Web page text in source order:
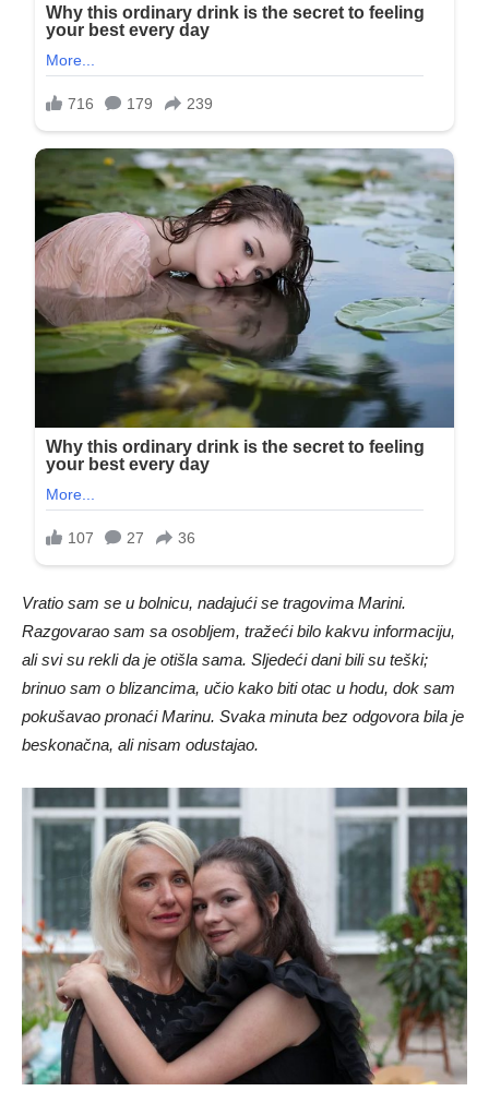
Vratio sam se u bolnicu, nadajući se tragovima Marini.
Razgovarao sam sa osobljem, tražeći bilo kakvu informaciju,
ali svi su rekli da je otišla sama. Sljedeći dani bili su teški;
brinuo sam o blizancima, učio kako biti otac u hodu, dok sam
pokušavao pronaći Marinu. Svaka minuta bez odgovora bila je
beskonačna, ali nisam odustajao.